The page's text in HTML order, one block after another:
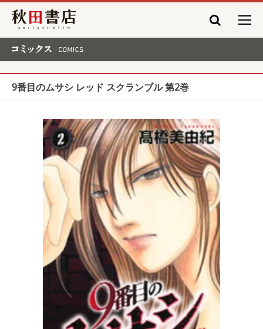
秋田書店
9番目のムサシ レッド スクランブル 第2巻